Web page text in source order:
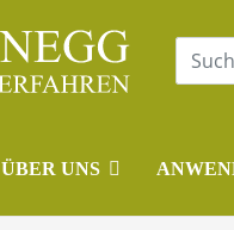
ÜBER UNS